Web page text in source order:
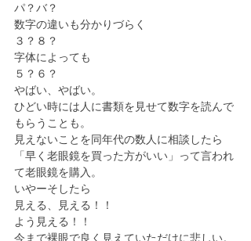
パ？バ？
数字の違いも分かりづらく
３？８？
字体によっても
５？６？
やばい、やばい。
ひどい時には人に書類を見せて数字を読んで
もらうことも。
見えないことを同年代の数人に相談したら
「早く老眼鏡を買った方がいい」って言われ
て老眼鏡を購入。
いやーそしたら
見える、見える！！
よう見える！！
今まで裸眼で良く見えていただけに悲しい。